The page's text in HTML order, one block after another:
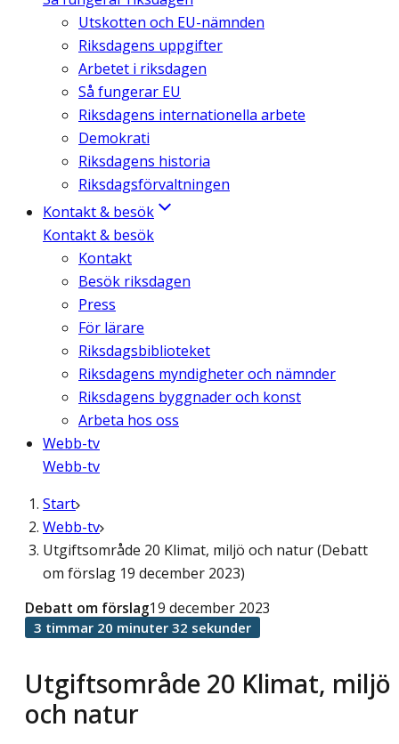
Utskotten och EU-nämnden
Riksdagens uppgifter
Arbetet i riksdagen
Så fungerar EU
Riksdagens internationella arbete
Demokrati
Riksdagens historia
Riksdagsförvaltningen
Kontakt & besök
Kontakt & besök
Kontakt
Besök riksdagen
Press
För lärare
Riksdagsbiblioteket
Riksdagens myndigheter och nämnder
Riksdagens byggnader och konst
Arbeta hos oss
Webb-tv
Webb-tv
Start
Webb-tv
Utgiftsområde 20 Klimat, miljö och natur (Debatt
om förslag 19 december 2023)
Utgiftsområde 20 Klimat, miljö
och natur
Debatt om förslag19 december 2023
3 timmar 20 minuter 32 sekunder